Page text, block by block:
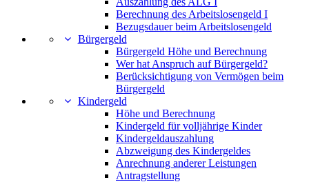
Berechnung des Arbeitslosengeld I
Bezugsdauer beim Arbeitslosengeld
Bürgergeld
Bürgergeld Höhe und Berechnung
Wer hat Anspruch auf Bürgergeld?
Berücksichtigung von Vermögen beim
Bürgergeld
Kindergeld
Höhe und Berechnung
Kindergeld für volljährige Kinder
Kindergeldauszahlung
Abzweigung des Kindergeldes
Anrechnung anderer Leistungen
Antragstellung